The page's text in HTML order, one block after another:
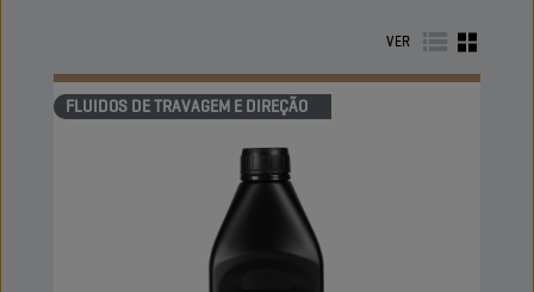
VER
FLUIDOS DE TRAVAGEM E DIREÇÃO